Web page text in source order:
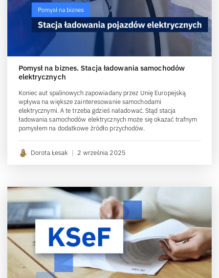
Pomysł na biznes. Stacja ładowania samochodów
elektrycznych
Koniec aut spalinowych zapowiadany przez Unię Europejską
wpływa na większe zainteresowanie samochodami
elektrycznymi. A te trzeba gdzieś naładować. Stąd stacja
ładowania samochodów elektrycznych może się okazać trafnym
pomysłem na dodatkowe źródło przychodów.
Dorota Łesak | 2 września 2025